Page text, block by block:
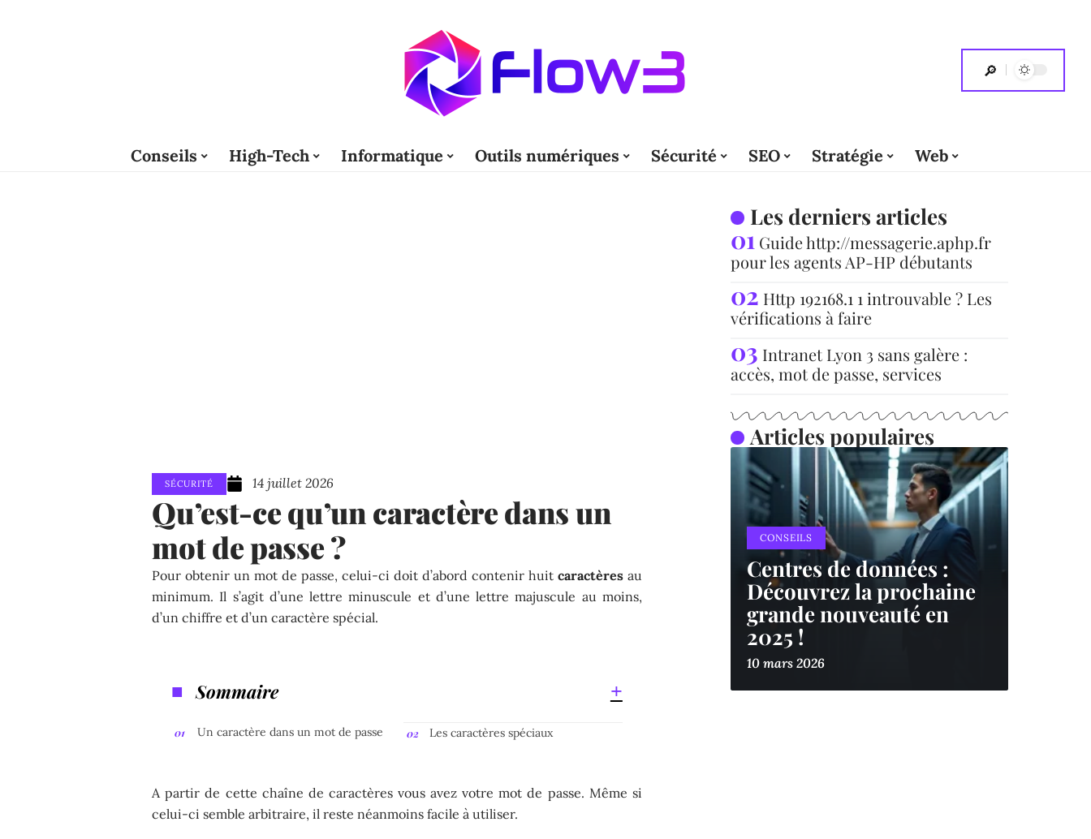
Conseils High-Tech Informatique Outils numériques Sécurité SEO Stratégie Web
SÉCURITÉ 14 juillet 2026
Qu’est-ce qu’un caractère dans un
mot de passe ?
Pour obtenir un mot de passe, celui-ci doit d’abord contenir huit caractèresau
minimum. Il s’agit d’une lettre minuscule et d’une lettre majuscule au moins,
d’un chiffre et d’un caractère spécial.
Sommaire
Un caractère dans un mot de passe Les caractères spéciaux
A partir de cette chaîne de caractères vous avez votre mot de passe. Même si
celui-ci semble arbitraire, il reste néanmoins facile à utiliser.
Les derniers articles
Guide http://messagerie.aphp.fr
pour les agents AP-HP débutants
Http 192168.1 1 introuvable ? Les
vérifications à faire
Intranet Lyon 3 sans galère :
accès, mot de passe, services
Articles populaires
CONSEILS
Centres de données :
Découvrez la prochaine
grande nouveauté en
2025 !
10 mars 2026